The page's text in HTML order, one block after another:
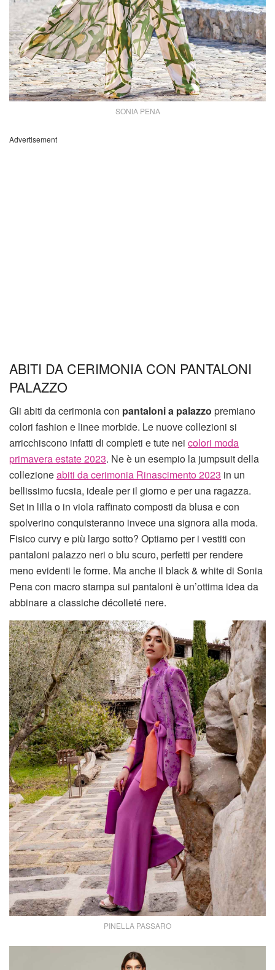
SONIA PENA
Advertisement
ABITI DA CERIMONIA CON PANTALONI
PALAZZO
Gli abiti da cerimonia con pantaloni a palazzo premiano
colori fashion e linee morbide. Le nuove collezioni si
arricchiscono infatti di completi e tute nei colori moda
primavera estate 2023. Ne è un esempio la jumpsuit della
collezioneabiti da cerimonia Rinascimento 2023 in un
bellissimo fucsia, ideale per il giorno e per una ragazza.
Set in lilla o in viola raffinato composti da blusa e con
spolverino conquisteranno invece una signora alla moda.
Fisico curvy e più largo sotto? Optiamo per i vestiti con
pantaloni palazzo neri o blu scuro, perfetti per rendere
meno evidenti le forme. Ma anche il black & white di Sonia
Pena con macro stampa sui pantaloni è un’ottima idea da
abbinare a classiche décolleté nere.
PINELLA PASSARO